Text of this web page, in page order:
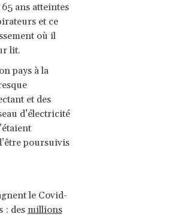
ans atteintes
et ce
où il
lit.
pays à la
et des
d’électricité
poursuivis
le Covid-
: des millions